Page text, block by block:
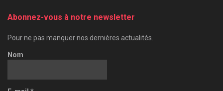
Abonnez-vous à notre newsletter
Pour ne pas manquer nos dernières actualités.
Nom